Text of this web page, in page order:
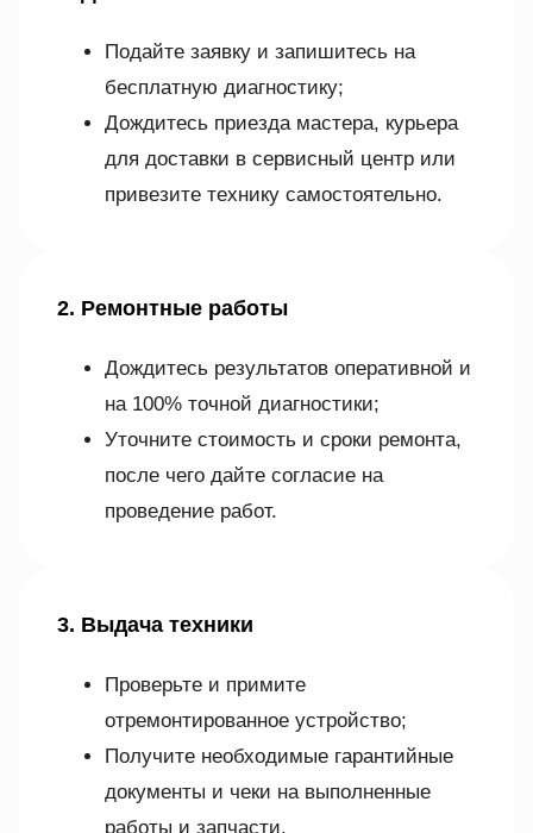
Подайте заявку и запишитесь на
бесплатную диагностику;
Дождитесь приезда мастера, курьера
для доставки в сервисный центр или
привезите технику самостоятельно.
2. Ремонтные работы
Дождитесь результатов оперативной и
на 100% точной диагностики;
Уточните стоимость и сроки ремонта,
после чего дайте согласие на
проведение работ.
3. Выдача техники
Проверьте и примите
отремонтированное устройство;
Получите необходимые гарантийные
документы и чеки на выполненные
работы и запчасти.